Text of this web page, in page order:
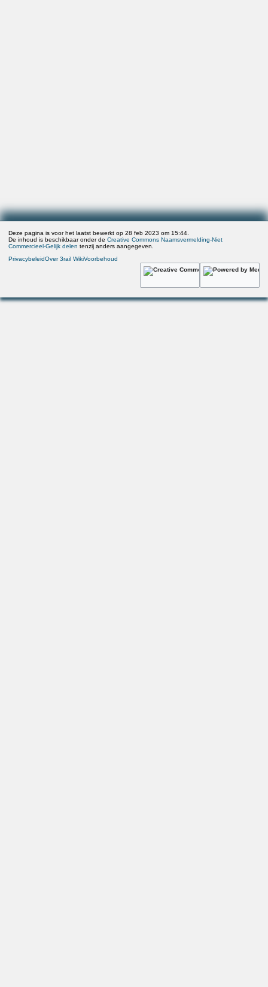
Deze pagina is voor het laatst bewerkt op 28 feb 2023 om 15:44.
De inhoud is beschikbaar onder deCreative Commons Naamsvermelding-Niet
Commercieel-Gelijk delen tenzij anders aangegeven.
PrivacybeleidOver 3rail WikiVoorbehoud